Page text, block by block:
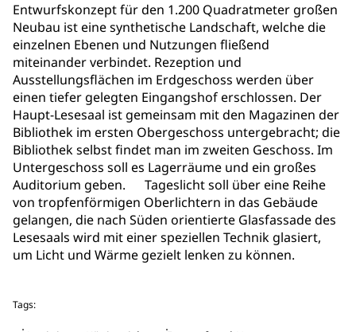
Entwurfskonzept für den 1.200 Quadratmeter großen
Neubau ist eine synthetische Landschaft, welche die
einzelnen Ebenen und Nutzungen fließend
miteinander verbindet. Rezeption und
Ausstellungsflächen im Erdgeschoss werden über
einen tiefer gelegten Eingangshof erschlossen. Der
Haupt-Lesesaal ist gemeinsam mit den Magazinen der
Bibliothek im ersten Obergeschoss untergebracht; die
Bibliothek selbst findet man im zweiten Geschoss. Im
Untergeschoss soll es Lagerräume und ein großes
Auditorium geben. Tageslicht soll über eine Reihe
von tropfenförmigen Oberlichtern in das Gebäude
gelangen, die nach Süden orientierte Glasfassade des
Lesesaals wird mit einer speziellen Technik glasiert,
um Licht und Wärme gezielt lenken zu können.
Tags: